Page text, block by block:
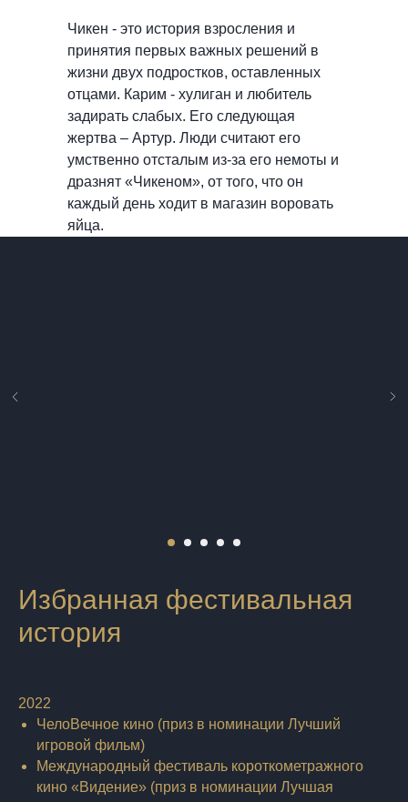
Чикен - это история взросления и
принятия первых важных решений в
жизни двух подростков, оставленных
отцами. Карим - хулиган и любитель
задирать слабых. Его следующая
жертва – Артур. Люди считают его
умственно отсталым из-за его немоты и
дразнят «Чикеном», от того, что он
каждый день ходит в магазин воровать
яйца.
Избранная фестивальная
история
2022
ЧелоВечное кино (приз в номинации Лучший
игровой фильм)
Международный фестиваль короткометражного
кино «Видение» (приз в номинации Лучшая